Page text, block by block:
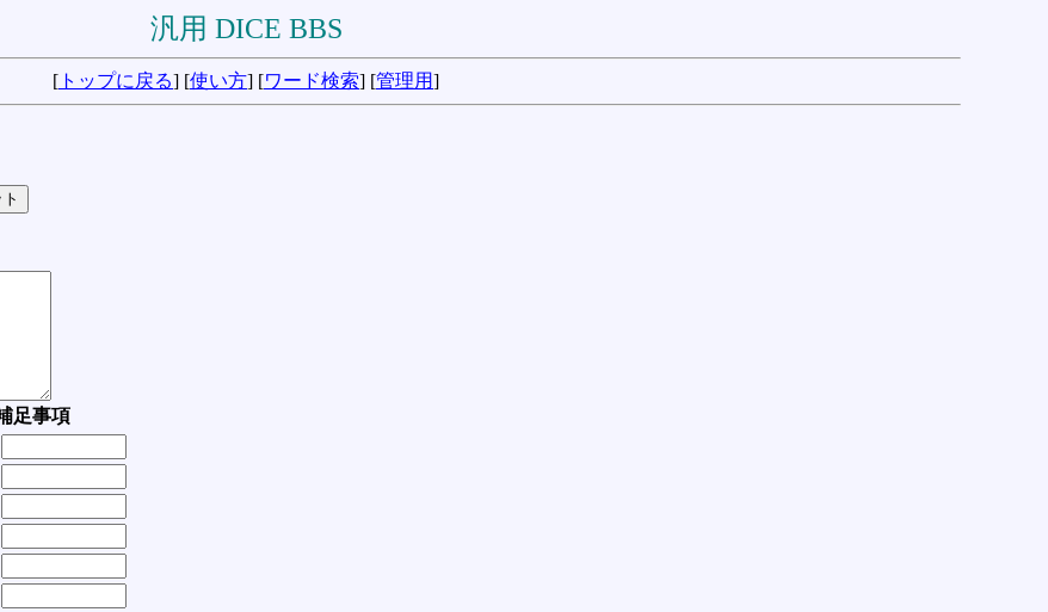
汎用 DICE BBS
[ トップに戻る] [使い方] [ワード検索] [管理用]
足事項